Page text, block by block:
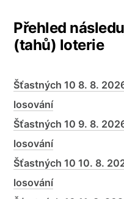
Přehled
(tahů) loterie
Šťastných 10 8. 8.
losování
Šťastných 10 9. 8.
losování
Šťastných 10 10. 8.
losování